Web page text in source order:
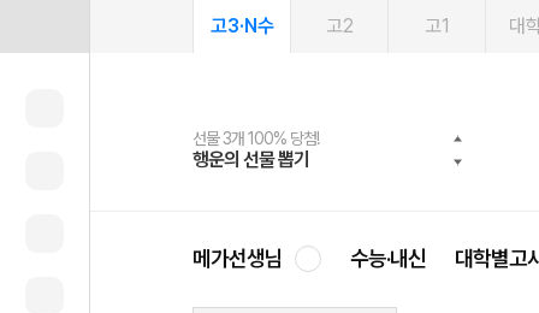
고3·N수 고2 고1 대
선물 3개 100% 당첨!
행운의 선물 뽑기
선물 100% 증정!
메가스터디 X 올리브
여름방학 스터디 캐시백
메가런 썸머스쿨
2027 러셀 단과
강사 공개선발
스마트러닝앱
설문 EVENT
메가패스
3일 무료 체험권
메가패스 수강생 무료혜택!
메가클럽 멤버십
사회공헌 캠페인
희망이룸 메가나눔
메가선생님 수능·내신 대학별고